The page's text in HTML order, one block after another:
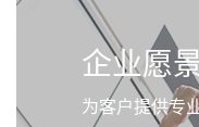
企业愿
为客户提供专